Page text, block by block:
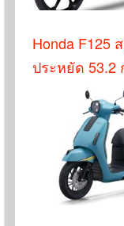
Honda F125
ประหยัด 53.2